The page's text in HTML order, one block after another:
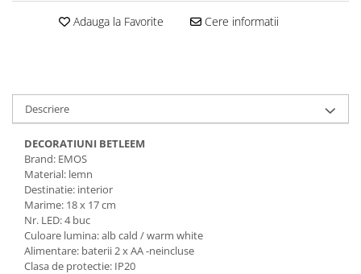
Adauga la Favorite Cere informatii
Descriere
DECORATIUNI BETLEEM
Brand: EMOS
Material: lemn
Destinatie: interior
Marime: 18 x 17 cm
Nr. LED: 4 buc
Culoare lumina: alb cald / warm white
Alimentare: baterii 2 x AA -neincluse
Clasa de protectie: IP20